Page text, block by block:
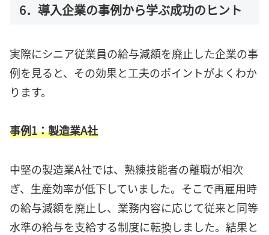
6．導入企業の事例から学ぶ成功のヒント
実際にシニア従業員の給与減額を廃止した企業の事
例を見ると、その効果と工夫のポイントがよくわか
ります。
事例1：製造業A社
中堅の製造業A社では、熟練技能者の離職が相次
ぎ、生産効率が低下していました。そこで再雇用時
の給与減額を廃止し、業務内容に応じて従来と同等
水準の給与を支給する制度に転換しました。結果と